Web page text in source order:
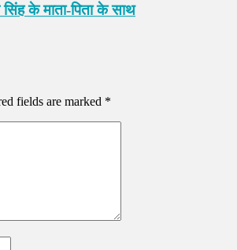
के माता-पिता के साथ
fields are marked *